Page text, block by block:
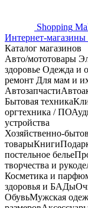
Shopping
Интернет-магазины
Каталог магазинов
Авто/мототовары
здоровье Одежда и
ремонт Для мам и
Автозапчасти
Бытовая техника
оргтехника / ПО
устройства
Хозяйственно-
товарыКниги
постельное белье
творчества и
Косметика и
здоровья и БАДы
ОбувьМужская